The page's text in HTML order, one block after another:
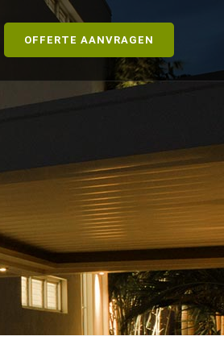
OFFERTE AANVRAGEN